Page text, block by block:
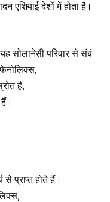
एशियाई देशों में होता है।
यह सोलानेसी परिवार से संबं
है,
से प्राप्त होते हैं।